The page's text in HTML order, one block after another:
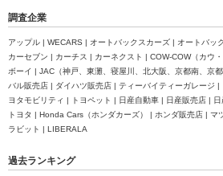
調査企業
アップル | WECARS | オートバックスカーズ | オートバッ
カーセブン | カーチス | カーネクスト | COW-COW（カウ
ボーイ | JAC（神戸、東灘、寝屋川、北大阪、京都南、京
バル販売店 | ダイハツ販売店 | ティーバイティーガレージ
ヨタモビリティ | トヨペット | 日産自動車 | 日産販売店 |
トヨタ | Honda Cars（ホンダカーズ） | ホンダ販売店 | マ
ラビット | LIBERALA
過去ランキング